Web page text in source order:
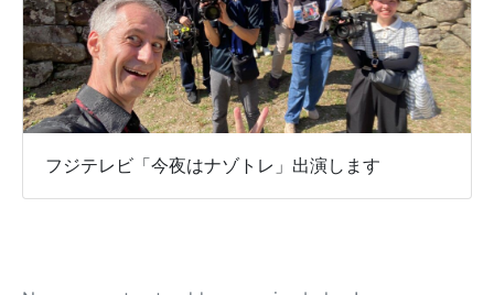
フジテレビ「今夜はナゾトレ」出演します